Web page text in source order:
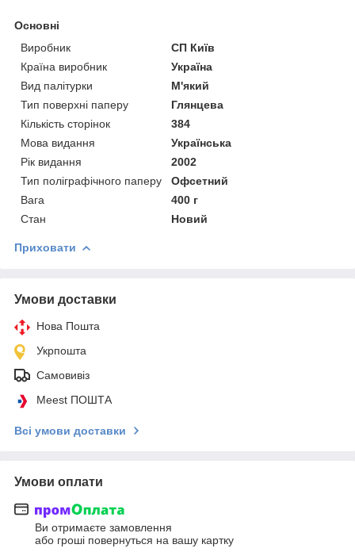
Основні
Виробник
СП Київ
Країна виробник
Україна
Вид палітурки
М'який
Тип поверхні паперу
Глянцева
Кількість сторінок
384
Мова видання
Українська
Рік видання
2002
Тип поліграфічного паперу
Офсетний
Вага
400 г
Стан
Новий
Приховати
Умови доставки
Нова Пошта
Укрпошта
Самовивіз
Meest ПОШТА
Всі умови доставки
Умови оплати
Ви отримаєте замовлення
або гроші повернуться на вашу картку